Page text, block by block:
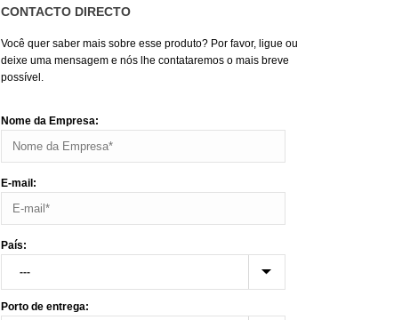
CONTACTO DIRECTO
Você quer saber mais sobre esse produto? Por favor, ligue ou
deixe uma mensagem e nós lhe contataremos o mais breve
possível.
Nome da Empresa:
E-mail:
País:
Porto de entrega: